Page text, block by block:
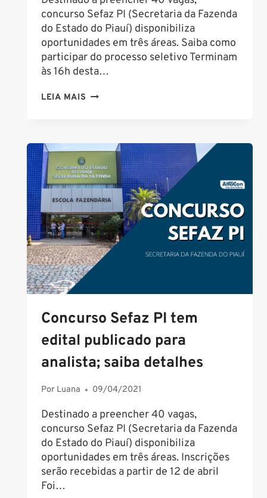
concurso Sefaz PI (Secretaria da Fazenda
do Estado do Piauí) disponibiliza
oportunidades em três áreas. Saiba como
participar do processo seletivo Terminam
às 16h desta…
LEIA MAIS CONCURSO
DIA
DE
INSCRIÇÕES
PARA
ANALISTA
Concurso Sefaz PI tem
edital publicado para
analista; saiba detalhes
Por Luana 09/04/2021
Destinado a preencher 40 vagas,
concurso Sefaz PI (Secretaria da Fazenda
do Estado do Piauí) disponibiliza
oportunidades em três áreas. Inscrições
serão recebidas a partir de 12 de abril
Foi…